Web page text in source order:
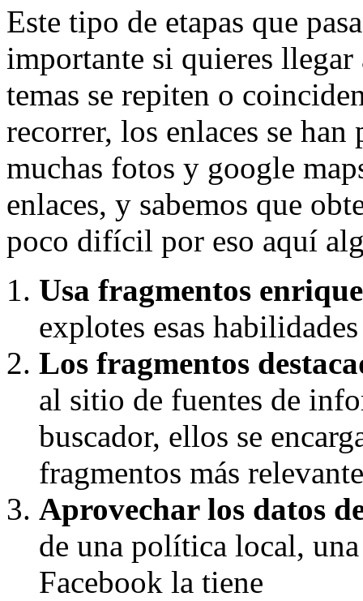
Este tipo de etapas que
importante si quieres llegar
temas se repiten o
recorrer, los enlaces se han
muchas fotos y google
enlaces, y sabemos que
poco difícil por eso aquí
Usa fragmentos
explotes esas
Los fragmentos
al sitio de fuentes de
buscador, ellos se
fragmentos más
Aprovechar los datos
de una política local,
Facebook la tiene